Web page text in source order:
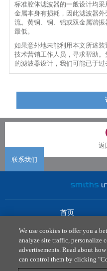
标准腔体滤波器的一般设计均
金属本身有损耗，因此滤波器
流。黄铜、铜、铝或双金属谐
最低。
如果意外地未能利用本文所述
技术营销工作人员，寻求帮助
的滤波器设计，我们可能已于过
返
联系我们
首页
产品
法律政策
隐私政策
We use cookies to offer you a
analyze site traffic, personalize
advertisements. Read about
can control them by clicking